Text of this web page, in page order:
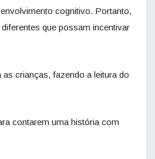
cognitivo. Portanto,
que possam incentivar
crianças, fazendo a leitura do
contarem uma história com